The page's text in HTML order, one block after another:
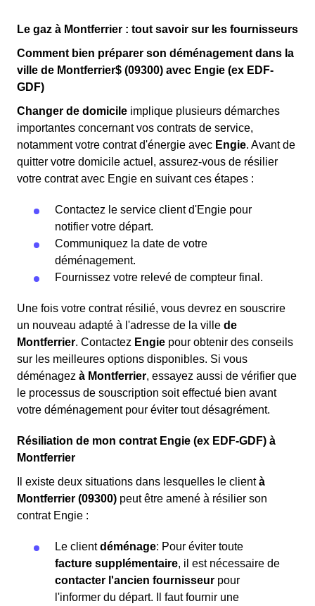
Le gaz à Montferrier : tout savoir sur les fournisseurs
Comment bien préparer son déménagement dans la
ville de Montferrier$ (09300) avec Engie (ex EDF-
GDF)
Changer de domicile implique plusieurs démarches
importantes concernant vos contrats de service,
notamment votre contrat d'énergie avec Engie. Avant de
quitter votre domicile actuel, assurez-vous de résilier
votre contrat avec Engie en suivant ces étapes :
Contactez le service client d'Engie pour
notifier votre départ.
Communiquez la date de votre
déménagement.
Fournissez votre relevé de compteur final.
Une fois votre contrat résilié, vous devrez en souscrire
un nouveau adapté à l'adresse de la ville de
Montferrier. Contactez Engie pour obtenir des conseils
sur les meilleures options disponibles. Si vous
déménagez à Montferrier, essayez aussi de vérifier que
le processus de souscription soit effectué bien avant
votre déménagement pour éviter tout désagrément.
Résiliation de mon contrat Engie (ex EDF-GDF) à
Montferrier
Il existe deux situations dans lesquelles le clientà
Montferrier (09300) peut être amené à résilier son
contrat Engie :
Le clientdéménage: Pour éviter toute
facture supplémentaire, il est nécessaire de
contacter l'ancien fournisseur pour
l'informer du départ. Il faut fournir une